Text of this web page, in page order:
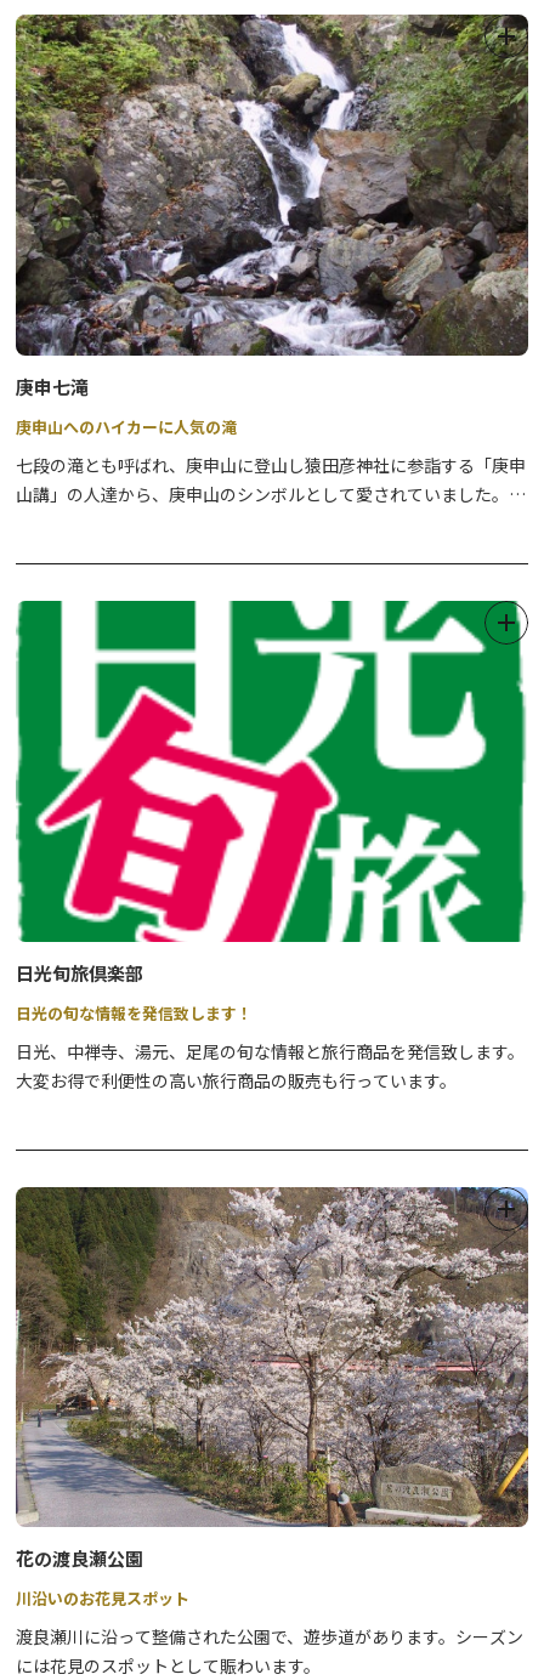
④湯西川・川俣・奥鬼怒支部（道の駅湯西川 湯の郷 湯西川観光セ
ンター内）
⑤本部・今市支部（道の駅日光 観光情報館）
●販売価格：1冊500円（税込）
限定販売となりますので、どうぞお買い求めください。
庚申山荘改修工事に伴い下記の期間、利用が制限されます。
10月24日(金)～25日(土)全面駐車禁止
10月26日(日)～10月29日(水)一部駐車禁止
庚申七滝
庚申山へのハイカーに人気の滝
七段の滝とも呼ばれ、庚申山に登山し猿田彦神社に参詣する「庚申
山講」の人達から、庚申山のシンボルとして愛されていました。
日光旬旅倶楽部
日光の旬な情報を発信致します！
日光、中禅寺、湯元、足尾の旬な情報と旅行商品を発信致します。
大変お得で利便性の高い旅行商品の販売も行っています。
花の渡良瀬公園
川沿いのお花見スポット
渡良瀬川に沿って整備された公園で、遊歩道があります。シーズン
には花見のスポットとして賑わいます。